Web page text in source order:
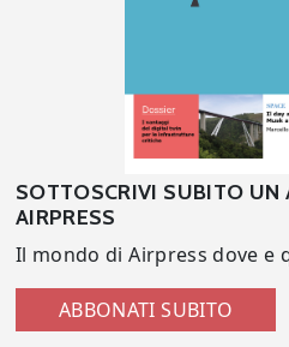
SOTTOSCRIVI SUBITO UN
AIRPRESS
Il mondo di Airpress dove e
ABBONATI SUBITO